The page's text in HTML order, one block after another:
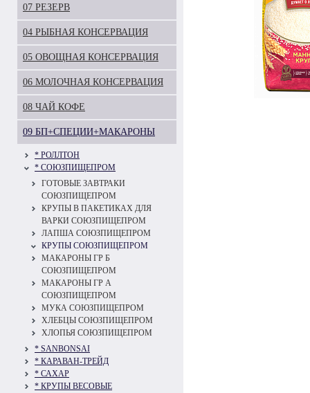
07 РЕЗЕРВ
04 РЫБНАЯ КОНСЕРВАЦИЯ
05 ОВОЩНАЯ КОНСЕРВАЦИЯ
06 МОЛОЧНАЯ КОНСЕРВАЦИЯ
08 ЧАЙ КОФЕ
09 БП+СПЕЦИИ+МАКАРОНЫ
* РОЛЛТОН
* СОЮЗПИЩЕПРОМ
ГОТОВЫЕ ЗАВТРАКИ
СОЮЗПИЩЕПРОМ
КРУПЫ В ПАКЕТИКАХ ДЛЯ
ВАРКИ СОЮЗПИЩЕПРОМ
ЛАПША СОЮЗПИЩЕПРОМ
КРУПЫ СОЮЗПИЩЕПРОМ
МАКАРОНЫ ГР Б
СОЮЗПИЩЕПРОМ
МАКАРОНЫ ГР А
СОЮЗПИЩЕПРОМ
МУКА СОЮЗПИЩЕПРОМ
ХЛЕБЦЫ СОЮЗПИЩЕПРОМ
ХЛОПЬЯ СОЮЗПИЩЕПРОМ
* SANBONSAI
* КАРАВАН-ТРЕЙД
* САХАР
* КРУПЫ ВЕСОВЫЕ